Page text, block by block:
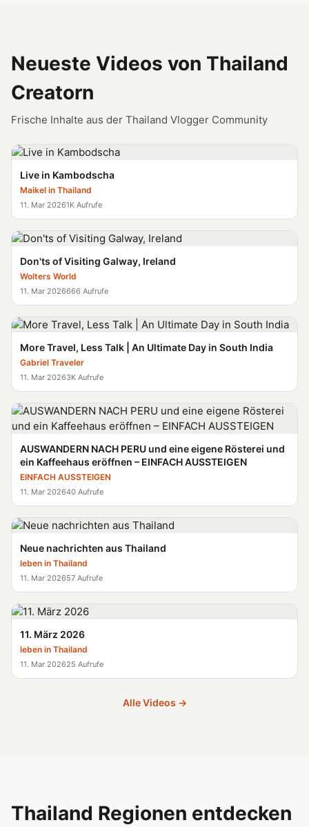
Neueste Videos von Thailand
Creatorn
Frische Inhalte aus der Thailand Vlogger Community
Live in Kambodscha
Maikel in Thailand
11. Mar 20261K Aufrufe
Don'ts of Visiting Galway, Ireland
Wolters World
11. Mar 2026666 Aufrufe
More Travel, Less Talk | An Ultimate Day in South India
Gabriel Traveler
11. Mar 20263K Aufrufe
AUSWANDERN NACH PERU und eine eigene Rösterei und
ein Kaffeehaus eröffnen – EINFACH AUSSTEIGEN
EINFACH AUSSTEIGEN
11. Mar 202640 Aufrufe
Neue nachrichten aus Thailand
leben in Thailand
11. Mar 202657 Aufrufe
11. März 2026
leben in Thailand
11. Mar 202625 Aufrufe
Alle Videos →
Thailand Regionen entdecken